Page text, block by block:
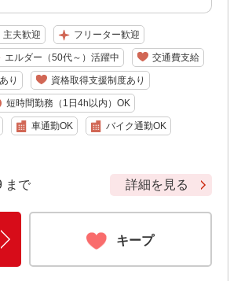
主夫歓迎 フリーター歓迎
エルダー（50代～）活躍中 交通費支給
り 資格取得支援制度あり
短時間勤務（1日4h以内）OK
車通勤OK バイク通勤OK
まで 詳細を見る
キープ